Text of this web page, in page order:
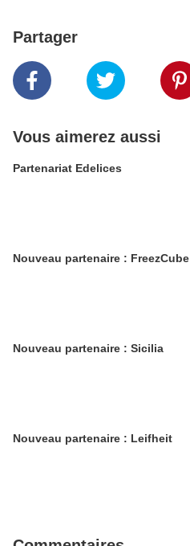
Partager
Vous aimerez aussi
Partenariat Edelices
Nouveau partenaire : FreezCube
Nouveau partenaire : Sicilia
Nouveau partenaire : Leifheit